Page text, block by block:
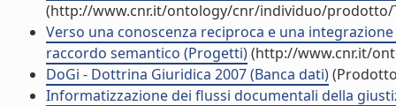
(http://www.cnr.it/ontology/cnr/individuo/prodotto/
Verso una conoscenza reciproca e una
raccordo semantico (Progetti)(http://www.cnr.it/
DoGi - Dottrina Giuridica 2007 (Banca dati)
Informatizzazione dei flussi documentali della